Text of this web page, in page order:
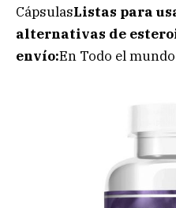
CápsulasListas para
alternativas de
envío:En Todo el mundo